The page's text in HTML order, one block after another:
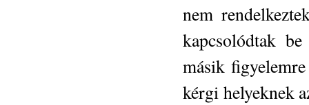
nem
kapcsolódtak
másik
kérgi helyeknek